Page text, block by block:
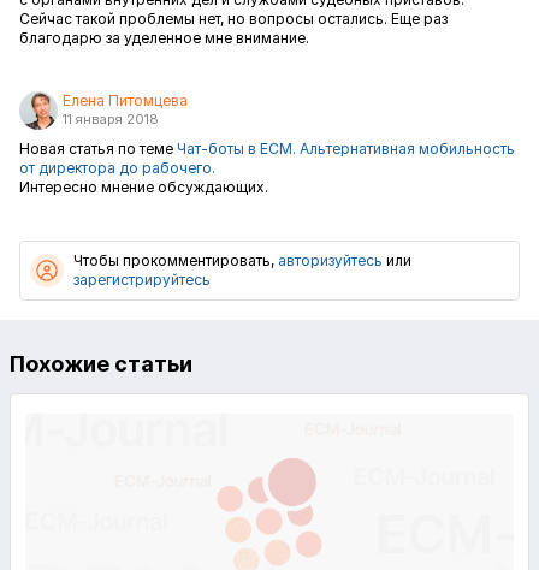
Сейчас такой проблемы нет, но вопросы остались. Еще раз
благодарю за уделенное мне внимание.
Елена Питомцева
11 января 2018
Новая статья по теме Чат-боты в ECM. Альтернативная мобильность
от директора до рабочего.
Интересно мнение обсуждающих.
Чтобы прокомментировать, авторизуйтесь или
зарегистрируйтесь
Похожие статьи